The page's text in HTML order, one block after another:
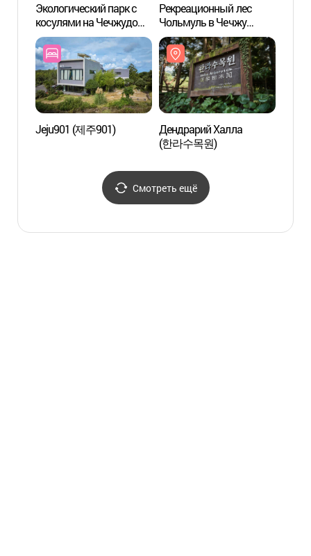
Экологический парк с
косулями на Чечжудо
(제주 노루생태관찰원)
Рекреационный лес
Чольмуль в Чечжу
(제주절물자연휴양림)
Jeju901 (제주901)
Дендрарий Халла
(한라수목원)
Смотреть ещё